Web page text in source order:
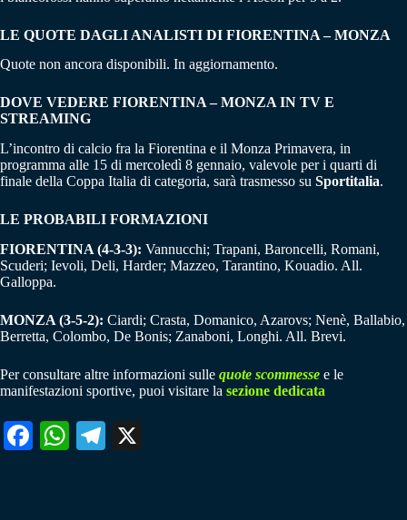
LE QUOTE DAGLI ANALISTI DI FIORENTINA – MONZA
Quote non ancora disponibili. In aggiornamento.
DOVE VEDERE FIORENTINA – MONZA IN TV E
STREAMING
L’incontro di calcio fra la Fiorentina e il Monza Primavera, in
programma alle 15 di mercoledì 8 gennaio, valevole per i quarti di
finale della Coppa Italia di categoria, sarà trasmesso su Sportitalia.
LE PROBABILI FORMAZIONI
FIORENTINA (4-3-3): Vannucchi; Trapani, Baroncelli, Romani,
Scuderi; Ievoli, Deli, Harder; Mazzeo, Tarantino, Kouadio. All.
Galloppa.
MONZA (3-5-2): Ciardi; Crasta, Domanico, Azarovs; Nenè, Ballabio,
Berretta, Colombo, De Bonis; Zanaboni, Longhi. All. Brevi.
Per consultare altre informazioni sulle quote scommesse e le
manifestazioni sportive, puoi visitare la sezione dedicata
Fa W
Te